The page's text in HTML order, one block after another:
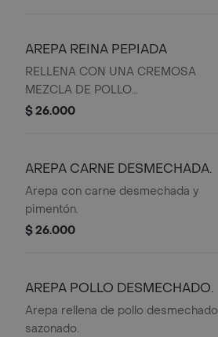
AREPA REINA PEPIADA
RELLENA CON UNA CREMOSA
MEZCLA DE POLLO
DESMECHADO,AGUACATE FRESCO
$ 26.000
AREPA CARNE DESMECHADA.
Arepa con carne desmechada y
pimentón.
$ 26.000
AREPA POLLO DESMECHADO.
Arepa rellena de pollo desmechado
sazonado.